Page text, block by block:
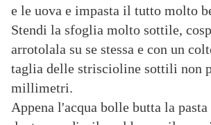
e le uova e impasta il tutto molto
Stendi la sfoglia molto sottile,
arrotolala su se stessa e con un
taglia delle striscioline sottili non
millimetri.
Appena l'acqua bolle butta la